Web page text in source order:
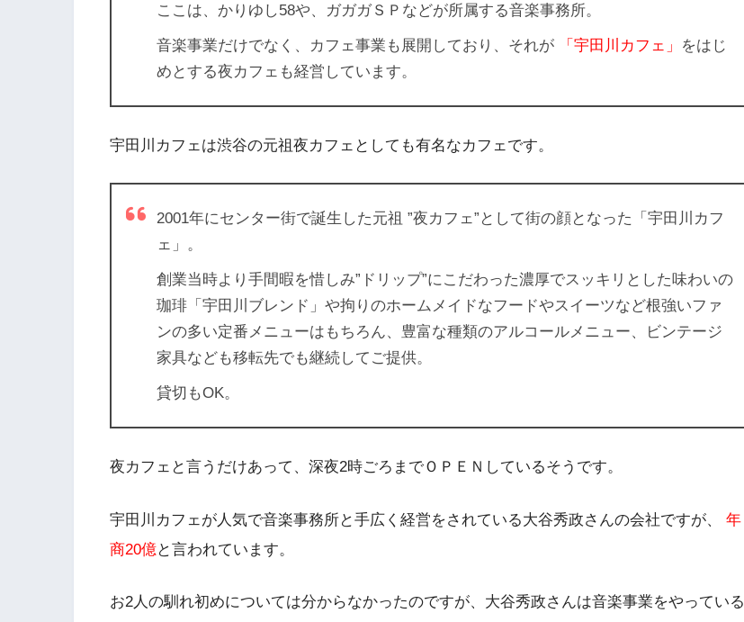
ここは、かりゆし58や、ガガガＳＰなどが所属する音楽事務所。
音楽事業だけでなく、カフェ事業も展開しており、それが 「宇田川カフェ」
をはじ
めとする夜カフェも経営しています。
宇田川カフェは渋谷の元祖夜カフェとしても有名なカフェです。
2001年にセンター街で誕生した元祖 ”夜カフェ” として街の顔となった「宇田川カフ
ェ」。
創業当時より手間暇を惜しみ”ドリップ”にこだわった濃厚でスッキリとした味わいの
珈琲「宇田川ブレンド」や拘りのホームメイドなフードやスイーツなど根強いファ
ンの多い定番メニューはもちろん、豊富な種類のアルコールメニュー、ビンテージ
家具なども移転先でも継続してご提供。
貸切もOK。
夜カフェと言うだけあって、深夜2時ごろまでＯＰＥＮしているそうです。
宇田川カフェが人気で音楽事務所と手広く経営をされている大谷秀政さんの会社ですが、
年
商20億と言われています。
お2人の馴れ初めについては分からなかったのですが、大谷秀政さんは音楽事業をやっている